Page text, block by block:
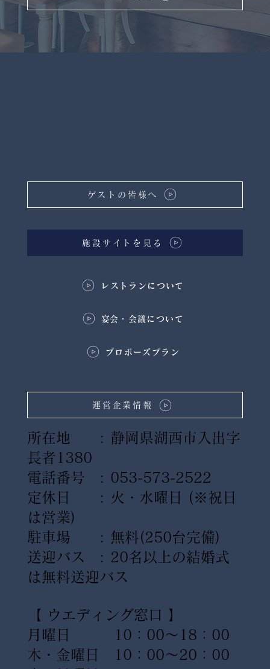
所在地 : 静岡県湖西市入出字
長者1380
電話番号 : 053-573-2522
定休日 : 火・水曜日
(※祝日
は営業)
駐車場 : 無料(250台完備)
送迎バス : 20名以上の結婚式
は無料送迎バス
【 ウエディング窓口 】
月曜日 10：00〜18：00
木・金曜日 10：00〜20：00
施設サイトを見る
ゲストの皆様へ
運営企業情報
​宴会・会議について
プロポーズプラン
レストランについて